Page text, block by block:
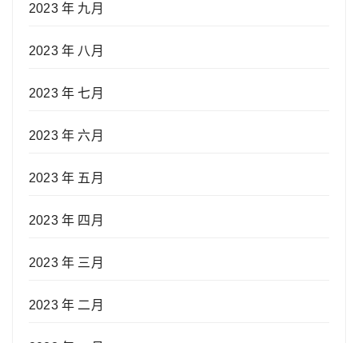
2023 年 九月
2023 年 八月
2023 年 七月
2023 年 六月
2023 年 五月
2023 年 四月
2023 年 三月
2023 年 二月